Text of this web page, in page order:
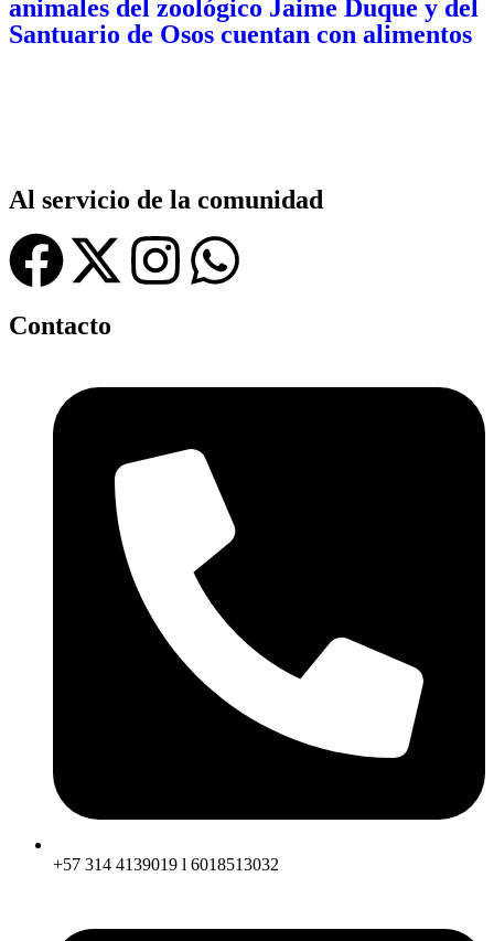
animales del zoológico Jaime Duque y del
Santuario de Osos cuentan con alimentos
Al servicio de la comunidad
Contacto
+57 314 4139019 l 6018513032